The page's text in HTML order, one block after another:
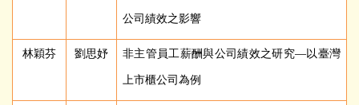
公司績效之影響
林穎芬 劉思妤
非主管員工薪酬與公司績效之研究—以臺灣
上市櫃公司為例